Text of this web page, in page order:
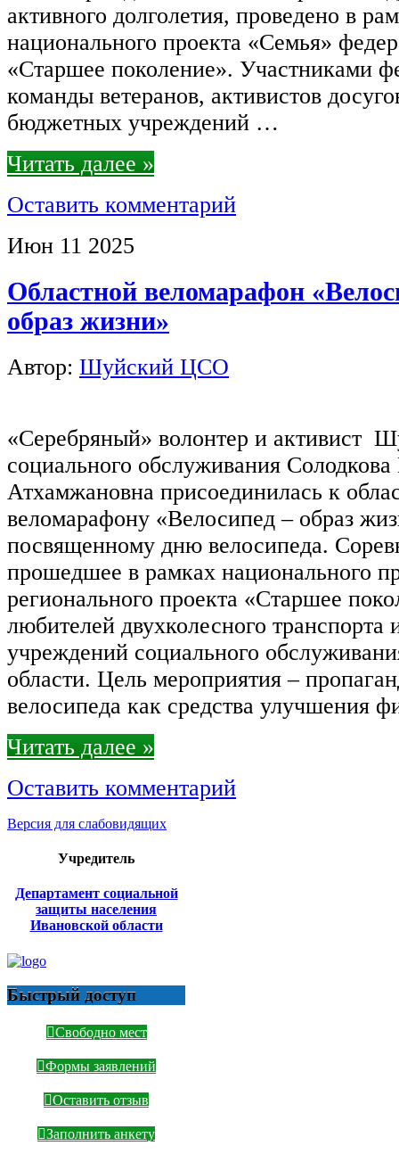
активного долголетия, проведено в
национального проекта «Семья»
«Старшее поколение». Участниками
команды ветеранов, активистов
бюджетных учреждений …
Читать далее »
Оставить комментарий
Июн 11 2025
Областной веломарафон
образ жизни»
Автор: Шуйский ЦСО
«Серебряный» волонтер и активист
социального обслуживания
Атхамжановна присоединилась к
веломарафону «Велосипед – образ
посвященному дню велосипеда.
прошедшее в рамках национального
регионального проекта «Старшее
любителей двухколесного транспорта
учреждений социального
области. Цель мероприятия –
велосипеда как средства улучшения
Читать далее »
Оставить комментарий
Версия для слабовидящих
Учредитель
Департамент социальной
защиты населения
Ивановской области
Быстрый доступ
Свободно мест
Формы заявлений
Оставить отзыв
Заполнить анкету